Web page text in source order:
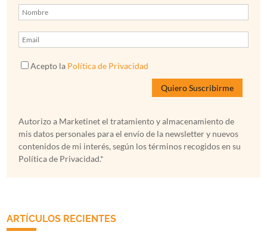
Acepto la Política de Privacidad
Autorizo a Marketinet el tratamiento y almacenamiento de
mis datos personales para el envío de la newsletter y nuevos
contenidos de mi interés, según los términos recogidos en su
Política de Privacidad.*
ARTÍCULOS RECIENTES